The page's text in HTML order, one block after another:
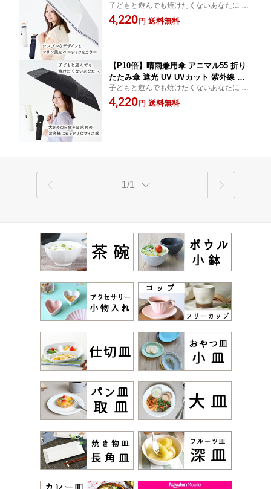
外線 コンパクト 傘 日焼け対策 紫外線
カット 梅雨 オシャレ かわいい プレゼ
子どもと遊んでも焼けたくないあなたに 赤
ちゃんや子どもに寄り添う傘
4,220 円 送料無料
【P10倍】晴雨兼用傘 アニマル55 折り
たたみ傘 遮光 UV UVカット 紫外線 コ
ンパクト 傘 日焼け対策 紫外線カット
梅雨 オシャレ かわいい プレゼント 軽
子どもと遊んでも焼けたくないあなたに 赤
ちゃんや子どもに寄り添う傘
4,220 円 送料無料
1/1